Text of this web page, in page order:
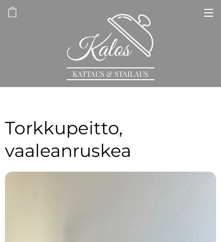
KATTAUS & STAILAUS
Torkkupeitto,
vaaleanruskea